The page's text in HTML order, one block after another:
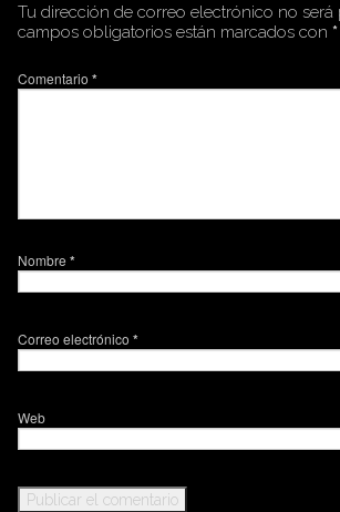
Tu dirección de correo electrónico no será
campos obligatorios están marcados con *
Comentario *
Nombre *
Correo electrónico *
Web